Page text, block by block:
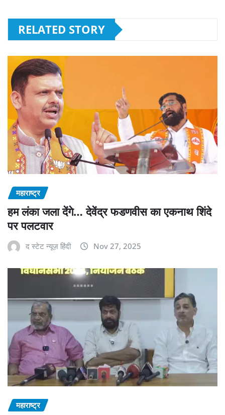
RELATED STORY
महाराष्‍ट्र
हम लंका जला देंगे… देवेंद्र फडणवीस का एकनाथ शिंदे
पर पलटवार
द स्टेट न्यूज़ हिंदी Nov 27, 2025
महाराष्‍ट्र